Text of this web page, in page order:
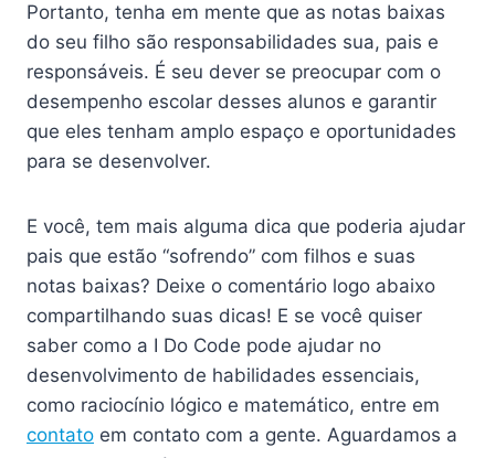
Portanto, tenha em mente que as notas baixas
do seu filho são responsabilidades sua, pais e
responsáveis. É seu dever se preocupar com o
desempenho escolar desses alunos e garantir
que eles tenham amplo espaço e oportunidades
para se desenvolver.
E você, tem mais alguma dica que poderia ajudar
pais que estão “sofrendo” com filhos e suas
notas baixas? Deixe o comentário logo abaixo
compartilhando suas dicas! E se você quiser
saber como a I Do Code pode ajudar no
desenvolvimento de habilidades essenciais,
como raciocínio lógico e matemático, entre em
contato em contato com a gente. Aguardamos a